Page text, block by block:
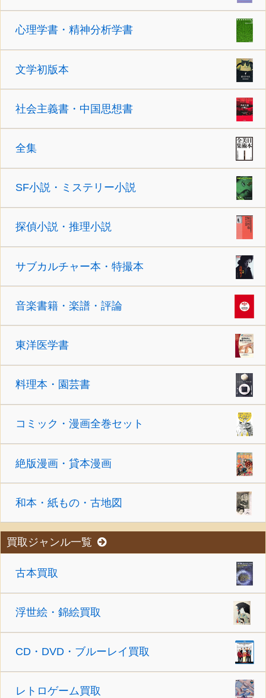
心理学書・精神分析学書
文学初版本
社会主義書・中国思想書
全集
SF小説・ミステリー小説
探偵小説・推理小説
サブカルチャー本・特撮本
音楽書籍・楽譜・評論
東洋医学書
料理本・園芸書
コミック・漫画全巻セット
絶版漫画・貸本漫画
和本・紙もの・古地図
買取ジャンル一覧
古本買取
浮世絵・錦絵買取
CD・DVD・ブルーレイ買取
レトロゲーム買取